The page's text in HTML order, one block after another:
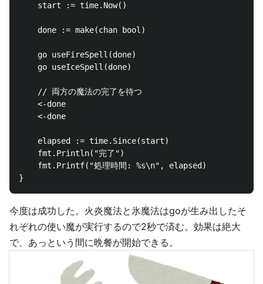
    start := time.Now()
    done := make(chan bool)
    go useFireSpell(done)
    go useIceSpell(done)
    // 両方の魔法の完了を待つ
    <-done
    <-done
    elapsed := time.Since(start)
    fmt.Println("完了")
    fmt.Printf("処理時間: %s\n", elapsed)
今度は成功した。火炎魔法と氷魔法はgoが生み出したそ
れぞれの使い魔が実行するので2秒で済む。効果は絶大
で、あっという間に晩餐が開始できる。